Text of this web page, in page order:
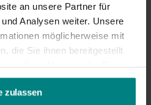
an unsere Partner für
Analysen weiter. Unsere
möglicherweise mit
die Sie ihnen bereitgestellt
zulassen
mitKlarna
1–2 Werktage